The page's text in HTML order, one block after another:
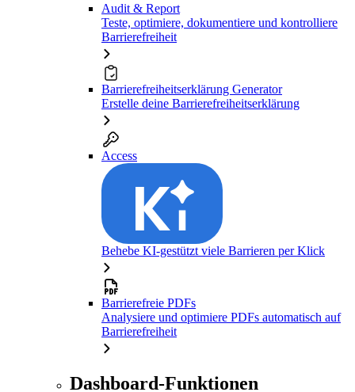
Audit & Report
Teste, optimiere, dokumentiere und kontrolliere
Barrierefreiheit
Barrierefreiheitserklärung Generator
Erstelle deine Barrierefreiheitserklärung
Access
Behebe KI-gestützt viele Barrieren per Klick
Barrierefreie PDFs
Analysiere und optimiere PDFs automatisch auf
Barrierefreiheit
Dashboard-Funktionen